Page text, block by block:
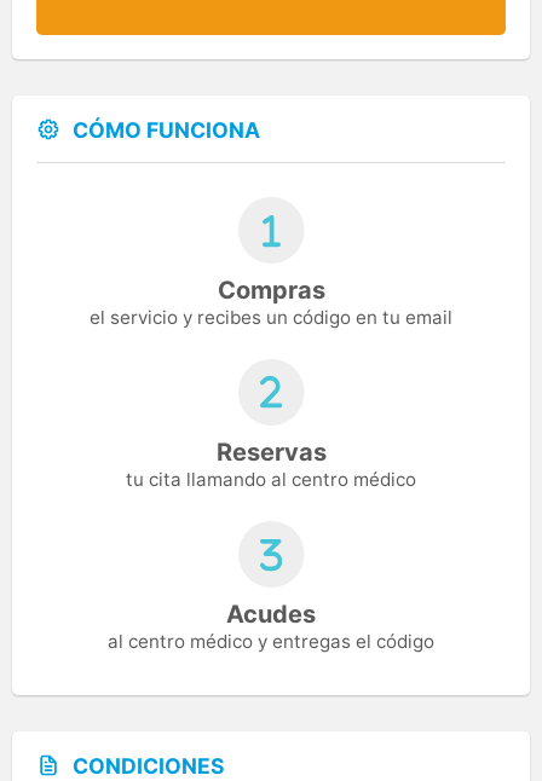
CÓMO FUNCIONA
Compras
el servicio y recibes un código en tu email
Reservas
tu cita llamando al centro médico
Acudes
al centro médico y entregas el código
CONDICIONES